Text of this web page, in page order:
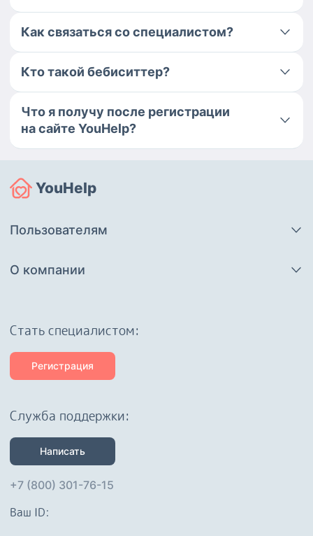
Как связаться со специалистом?
Кто такой бебиситтер?
Что я получу после регистрации
на сайте YouHelp?
YouHelp
Пользователям
О компании
Cтать специалистом:
Регистрация
Служба поддержки:
Написать
+7 (800) 301-76-15
Ваш ID: